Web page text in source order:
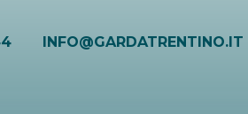
INFO@GARDATRENTINO.IT